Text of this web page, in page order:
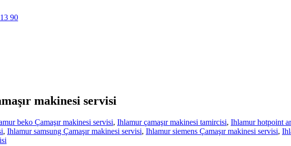
90
makinesi servisi
beko Çamaşır makinesi servisi, Ihlamur çamaşır makinesi tamircisi, Ihlamur hotpoint
, Ihlamur samsung Çamaşır makinesi servisi, Ihlamur siemens Çamaşır makinesi servisi,